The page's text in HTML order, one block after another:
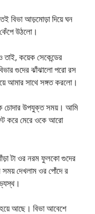
বিভা আড়মোড়া দিয়ে ঘন
উঠলো।
কয়েক সেকেন্ডের
গুদের ঝাঁঝালো পরো রস
আমার সাথে সঙ্গত করলো।
চোদার উপযুক্ত সময়। আমি
করে মেরে ওকে আরো
টা ওর নরম ফুলকো গুদের
সময় দেখলাম ওর পোঁদে র
আছে। বিভা আবেশে